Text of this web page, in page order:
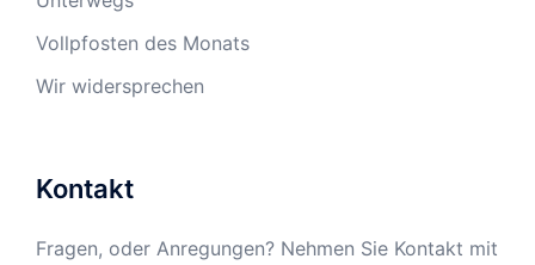
Vollpfosten des Monats
Wir widersprechen
Kontakt
Fragen, oder Anregungen? Nehmen Sie Kontakt mit